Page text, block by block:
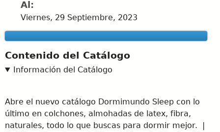
Al:
Viernes, 29 Septiembre, 2023
Contenido del Catálogo
Información del Catálogo
Abre el nuevo catálogo Dormimundo Sleep con lo
último en colchones, almohadas de latex, fibra,
naturales, todo lo que buscas para dormir mejor. |